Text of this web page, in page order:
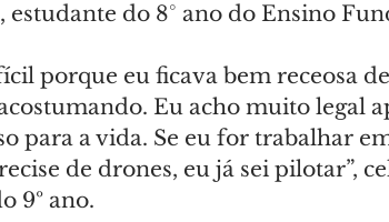
estudante do 8° ano do Ensino
porque eu ficava bem receosa
Eu acho muito legal
para a vida. Se eu for trabalhar
de drones, eu já sei pilotar”,
9º ano.